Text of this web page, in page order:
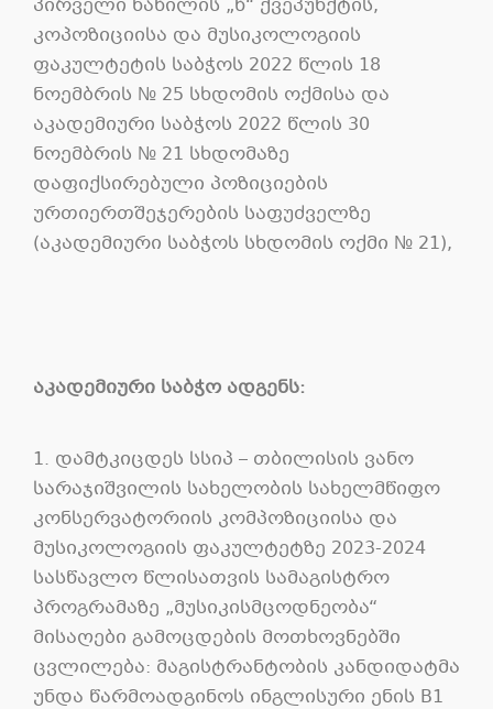
პირველი ნაწილის „წ“ ქვეპუნქტის,
კოპოზიციისა და მუსიკოლოგიის
ფაკულტეტის საბჭოს 2022 წლის 18
ნოემბრის № 25 სხდომის ოქმისა და
აკადემიური საბჭოს 2022 წლის 30
ნოემბრის № 21 სხდომაზე
დაფიქსირებული პოზიციების
ურთიერთშეჯერების საფუძველზე
(აკადემიური საბჭოს სხდომის ოქმი № 21),
აკადემიური საბჭო ადგენს:
1. დამტკიცდეს სსიპ – თბილისის ვანო
სარაჯიშვილის სახელობის სახელმწიფო
კონსერვატორიის კომპოზიციისა და
მუსიკოლოგიის ფაკულტეტზე 2023-2024
სასწავლო წლისათვის სამაგისტრო
პროგრამაზე „მუსიკისმცოდნეობა“
მისაღები გამოცდების მოთხოვნებში
ცვლილება: მაგისტრანტობის კანდიდატმა
უნდა წარმოადგინოს ინგლისური ენის B1